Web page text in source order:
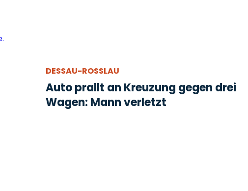
DESSAU-ROSSLAU
Auto prallt an Kreuzung gegen drei
Wagen: Mann verletzt